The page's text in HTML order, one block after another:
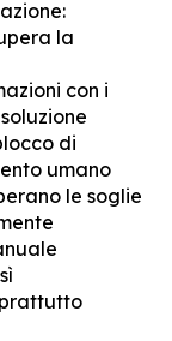
la
con i
di
umano
le soglie